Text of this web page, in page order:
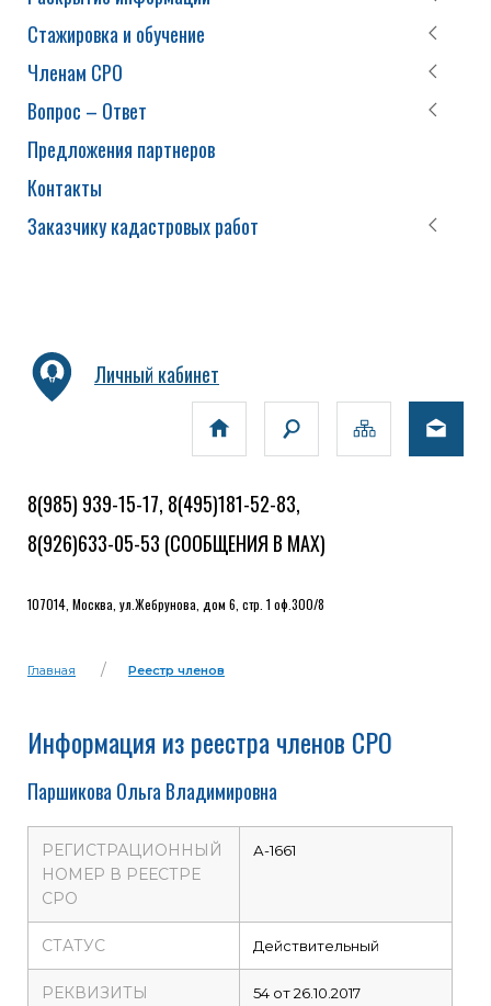
Стажировка и обучение
Членам СРО
Вопрос – Ответ
Предложения партнеров
Контакты
Заказчику кадастровых работ
Личный кабинет
8(985) 939-15-17, 8(495)181-52-83,
8(926)633-05-53 (СООБЩЕНИЯ В MAX)
107014, Москва, ул.Жебрунова, дом 6, стр. 1 оф.300/8
Главная Реестр членов
Информация из реестра членов СРО
Паршикова Ольга Владимировна
РЕГИСТРАЦИОННЫЙ
НОМЕР В РЕЕСТРЕ
СРО
А-1661
СТАТУС Действительный
РЕКВИЗИТЫ
54 от 26.10.2017